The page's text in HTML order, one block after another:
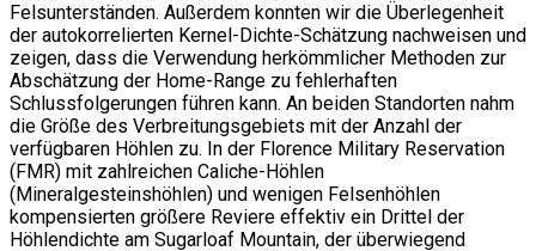
Felsunterständen. Außerdem konnten wir die Überlegenheit
der autokorrelierten Kernel-Dichte-Schätzung nachweisen und
zeigen, dass die Verwendung herkömmlicher Methoden zur
Abschätzung der Home-Range zu fehlerhaften
Schlussfolgerungen führen kann. An beiden Standorten nahm
die Größe des Verbreitungsgebiets mit der Anzahl der
verfügbaren Höhlen zu. In der Florence Military Reservation
(FMR) mit zahlreichen Caliche-Höhlen
(Mineralgesteinshöhlen) und wenigen Felsenhöhlen
kompensierten größere Reviere effektiv ein Drittel der
Höhlendichte am Sugarloaf Mountain, der überwiegend